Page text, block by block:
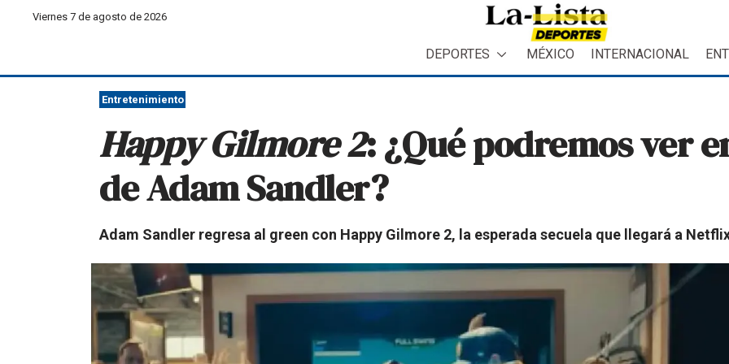
Viernes 7 de agosto de 2026
DEPORTES MÉXICO INTERNACIONAL
Entretenimiento
Happy Gilmore 2: ¿Qué podremos ver
de Adam Sandler?
Adam Sandler regresa al green con Happy Gilmore 2, la esperada secuela que llegará a